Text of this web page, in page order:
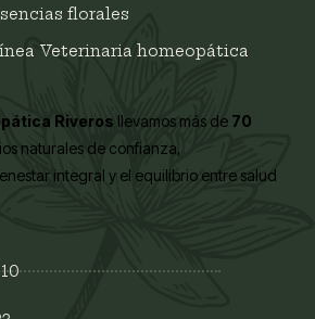
florales
Veterinaria homeopática
Riveros llevamos más de 70
naturales de confianza,
integral y el equilibrio entre salud